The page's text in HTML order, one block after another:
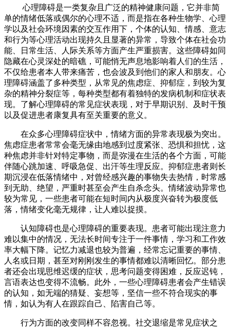
心理障碍是一类复杂且广泛的精神健康问题，它并非简
单的情绪低落或偶尔的心理不适，而是指在各种生物学、心理
学以及社会环境因素的交互作用下，个体的认知、情感、意志
和行为等心理活动出现持久且显著的异常，导致个体在社会功
能、日常生活、人际关系等方面产生严重损害。这些障碍如同
隐藏在心灵深处的暗礁，可能悄无声息地影响着人们的生活，
不仅给患者本人带来痛苦，也会波及到他们的家人和朋友。心
理障碍涵盖了多种类型，从常见的焦虑症、抑郁症，到较为复
杂的精神分裂症等，每种类型都有着独特的发病机制和症状表
现。了解心理障碍的常见症状表现，对于早期识别、及时干预
以及促进患者康复具有至关重要的意义。
在众多心理障碍症状中，情绪方面的异常表现极为突出。
焦虑症患者常常会毫无缘由地感到过度紧张、恐惧和担忧，这
种焦虑并非针对特定事物，而是弥漫在生活的各个方面，可能
伴随心跳加速、呼吸急促、出汗等生理反应。抑郁症患者则长
期沉浸在低落情绪中，对曾经感兴趣的事物失去热情，时常感
到无助、绝望，严重时甚至会产生自杀念头。情绪波动异常也
较为常见，一些患者可能在短时间内从极度兴奋转为极度低
落，情绪变化毫无规律，让人难以捉摸。
认知障碍也是心理障碍的重要表现。患者可能出现注意力
难以集中的情况，无法长时间专注于一件事情，学习和工作效
率大幅下降。记忆力减退也较为普遍，经常忘记重要的事情、
人名或日期，甚至对刚刚发生的事情都难以清晰回忆。部分患
者还会出现思维迟缓的症状，思考问题变得困难，反应迟钝，
言语表达也变得不流畅。此外，一些心理障碍患者会产生错误
的认知，如无端的猜疑、妄想等，坚信一些不符合现实的事
情，如认为有人在跟踪自己、陷害自己等。
行为方面的改变同样不容忽视。社交退缩是常见症状之